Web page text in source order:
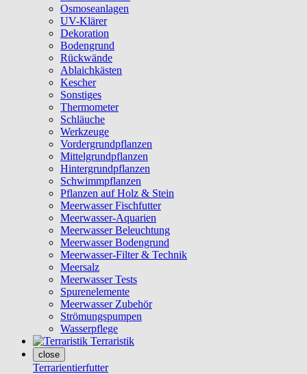
Osmoseanlagen
UV-Klärer
Dekoration
Bodengrund
Rückwände
Ablaichkästen
Kescher
Sonstiges
Thermometer
Schläuche
Werkzeuge
Vordergrundpflanzen
Mittelgrundpflanzen
Hintergrundpflanzen
Schwimmpflanzen
Pflanzen auf Holz & Stein
Meerwasser Fischfutter
Meerwasser-Aquarien
Meerwasser Beleuchtung
Meerwasser Bodengrund
Meerwasser-Filter & Technik
Meersalz
Meerwasser Tests
Spurenelemente
Meerwasser Zubehör
Strömungspumpen
Wasserpflege
Terraristik
close
Terrarientierfutter